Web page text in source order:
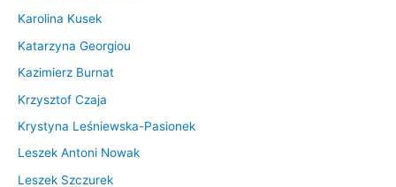
Karolina Kusek
Katarzyna Georgiou
Kazimierz Burnat
Krzysztof Czaja
Krystyna Leśniewska-Pasionek
Leszek Antoni Nowak
Leszek Szczurek